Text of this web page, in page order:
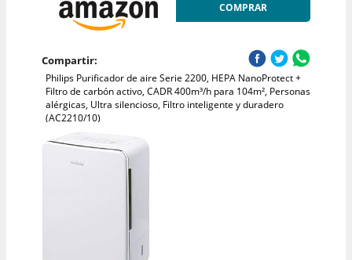
COMPRAR
Compartir:
Philips Purificador de aire Serie 2200, HEPA NanoProtect +
Filtro de carbón activo, CADR 400m³/h para 104m², Personas
alérgicas, Ultra silencioso, Filtro inteligente y duradero
(AC2210/10)